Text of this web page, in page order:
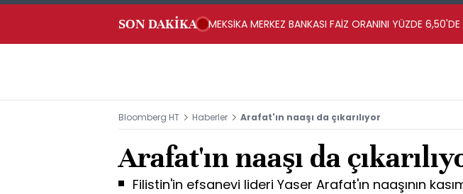
SON DAKİKA MEKSİKA MERKEZ BANKASI FAİZ ORANINI YÜZDE
Bloomberg HT Haberler Arafat'ın naaşı da çıkarılıyor
Arafat'ın naaşı da
Filistin'in efsanevi lideri Yaser Arafat'ın naaşının